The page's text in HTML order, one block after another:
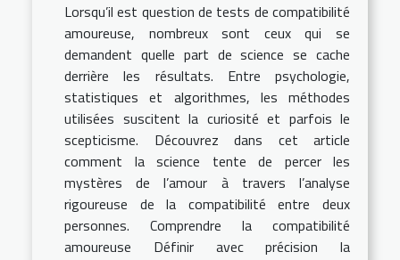
Lorsqu’il est question de tests de compatibilité
amoureuse, nombreux sont ceux qui se
demandent quelle part de science se cache
derrière les résultats. Entre psychologie,
statistiques et algorithmes, les méthodes
utilisées suscitent la curiosité et parfois le
scepticisme. Découvrez dans cet article
comment la science tente de percer les
mystères de l’amour à travers l’analyse
rigoureuse de la compatibilité entre deux
personnes. Comprendre la compatibilité
amoureuse Définir avec précision la